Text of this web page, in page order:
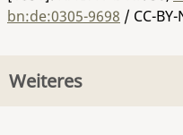
bn:de:0305-9698 / CC-
Weiteres